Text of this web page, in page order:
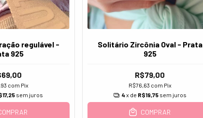
regulável -
925
com Pix
sem juros
Solitário Zircônia Oval - Prata
925
R$79,00
R$76,63 com Pix
4 x de R$19,75 sem juros
COMPRAR